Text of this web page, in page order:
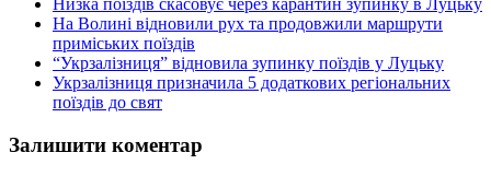
На Волині відновили рух та продовжили маршрути
приміських поїздів
“Укрзалізниця” відновила зупинку поїздів у Луцьку
Укрзалізниця призначила 5 додаткових регіональних
поїздів до свят
Залишити коментар